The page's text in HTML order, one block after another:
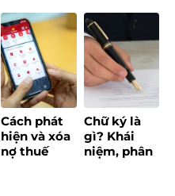
EzBill – Giải
pháp quản
lý bán hàng
“một chạm”
cho hộ kinh
doanh
MobiFone
Invoice
2025
Cách phát
hiện và xóa
nợ thuế
Chữ ký là
gì? Khái
niệm, phân